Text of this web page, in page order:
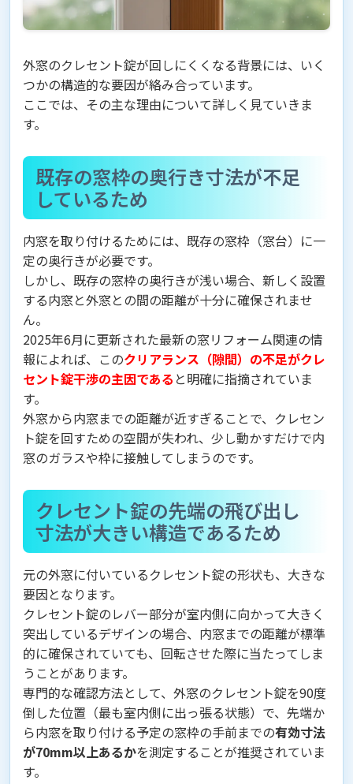
外窓のクレセント錠が回しにくくなる背景には、いく
つかの構造的な要因が絡み合っています。
ここでは、その主な理由について詳しく見ていきま
す。
既存の窓枠の奥行き寸法が不足
しているため
内窓を取り付けるためには、既存の窓枠（窓台）に一
定の奥行きが必要です。
しかし、既存の窓枠の奥行きが浅い場合、新しく設置
する内窓と外窓との間の距離が十分に確保されませ
ん。
2025年6月に更新された最新の窓リフォーム関連の情
報によれば、このクリアランス（隙間）の不足がクレ
セント錠干渉の主因である と明確に指摘されていま
す。
外窓から内窓までの距離が近すぎることで、クレセン
ト錠を回すための空間が失われ、少し動かすだけで内
窓のガラスや枠に接触してしまうのです。
クレセント錠の先端の飛び出し
寸法が大きい構造であるため
元の外窓に付いているクレセント錠の形状も、大きな
要因となります。
クレセント錠のレバー部分が室内側に向かって大きく
突出しているデザインの場合、内窓までの距離が標準
的に確保されていても、回転させた際に当たってしま
うことがあります。
専門的な確認方法として、外窓のクレセント錠を90度
倒した位置（最も室内側に出っ張る状態）で、先端か
ら内窓を取り付ける予定の窓枠の手前までの有効寸法
が70mm以上あるかを測定することが推奨されていま
す。